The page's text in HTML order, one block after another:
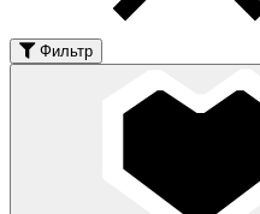
Фильтр